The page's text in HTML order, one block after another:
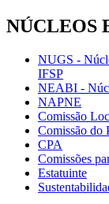
NÚCLEOS
NUGS -
IFSP
NEABI -
NAPNE
Comissão
Comissão do
CPA
Comissões
Estatuinte